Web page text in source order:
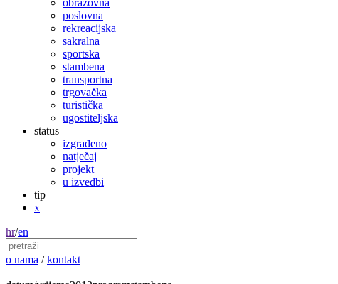
obrazovna
poslovna
rekreacijska
sakralna
sportska
stambena
transportna
trgovačka
turistička
ugostiteljska
status
izgrađeno
natječaj
projekt
u izvedbi
tip
x
hr/en
o nama / kontakt